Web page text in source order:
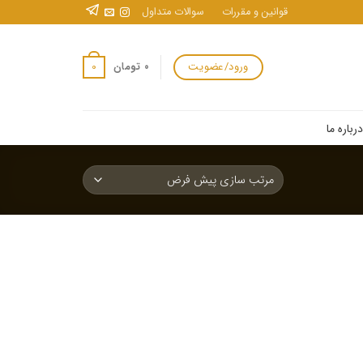
قوانین و مقررات سوالات متداول
ورود/عضویت ۰ تومان 0
درباره ما